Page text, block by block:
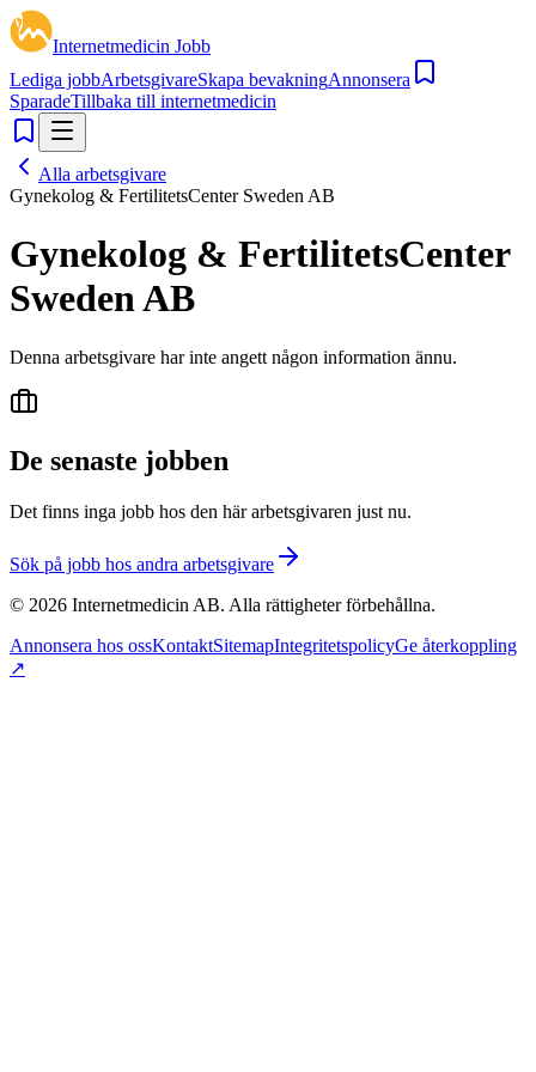
Internetmedicin Jobb
Lediga jobbArbetsgivareSkapa bevakningAnnonsera
SparadeTillbaka till internetmedicin
Alla arbetsgivare
Gynekolog & FertilitetsCenter Sweden AB
Gynekolog & FertilitetsCenter
Sweden AB
Denna arbetsgivare har inte angett någon information ännu.
De senaste jobben
Det finns inga jobb hos den här arbetsgivaren just nu.
Sök på jobb hos andra arbetsgivare
© 2026 Internetmedicin AB. Alla rättigheter förbehållna.
Annonsera hos ossKontaktSitemapIntegritetspolicyGe återkoppling
↗